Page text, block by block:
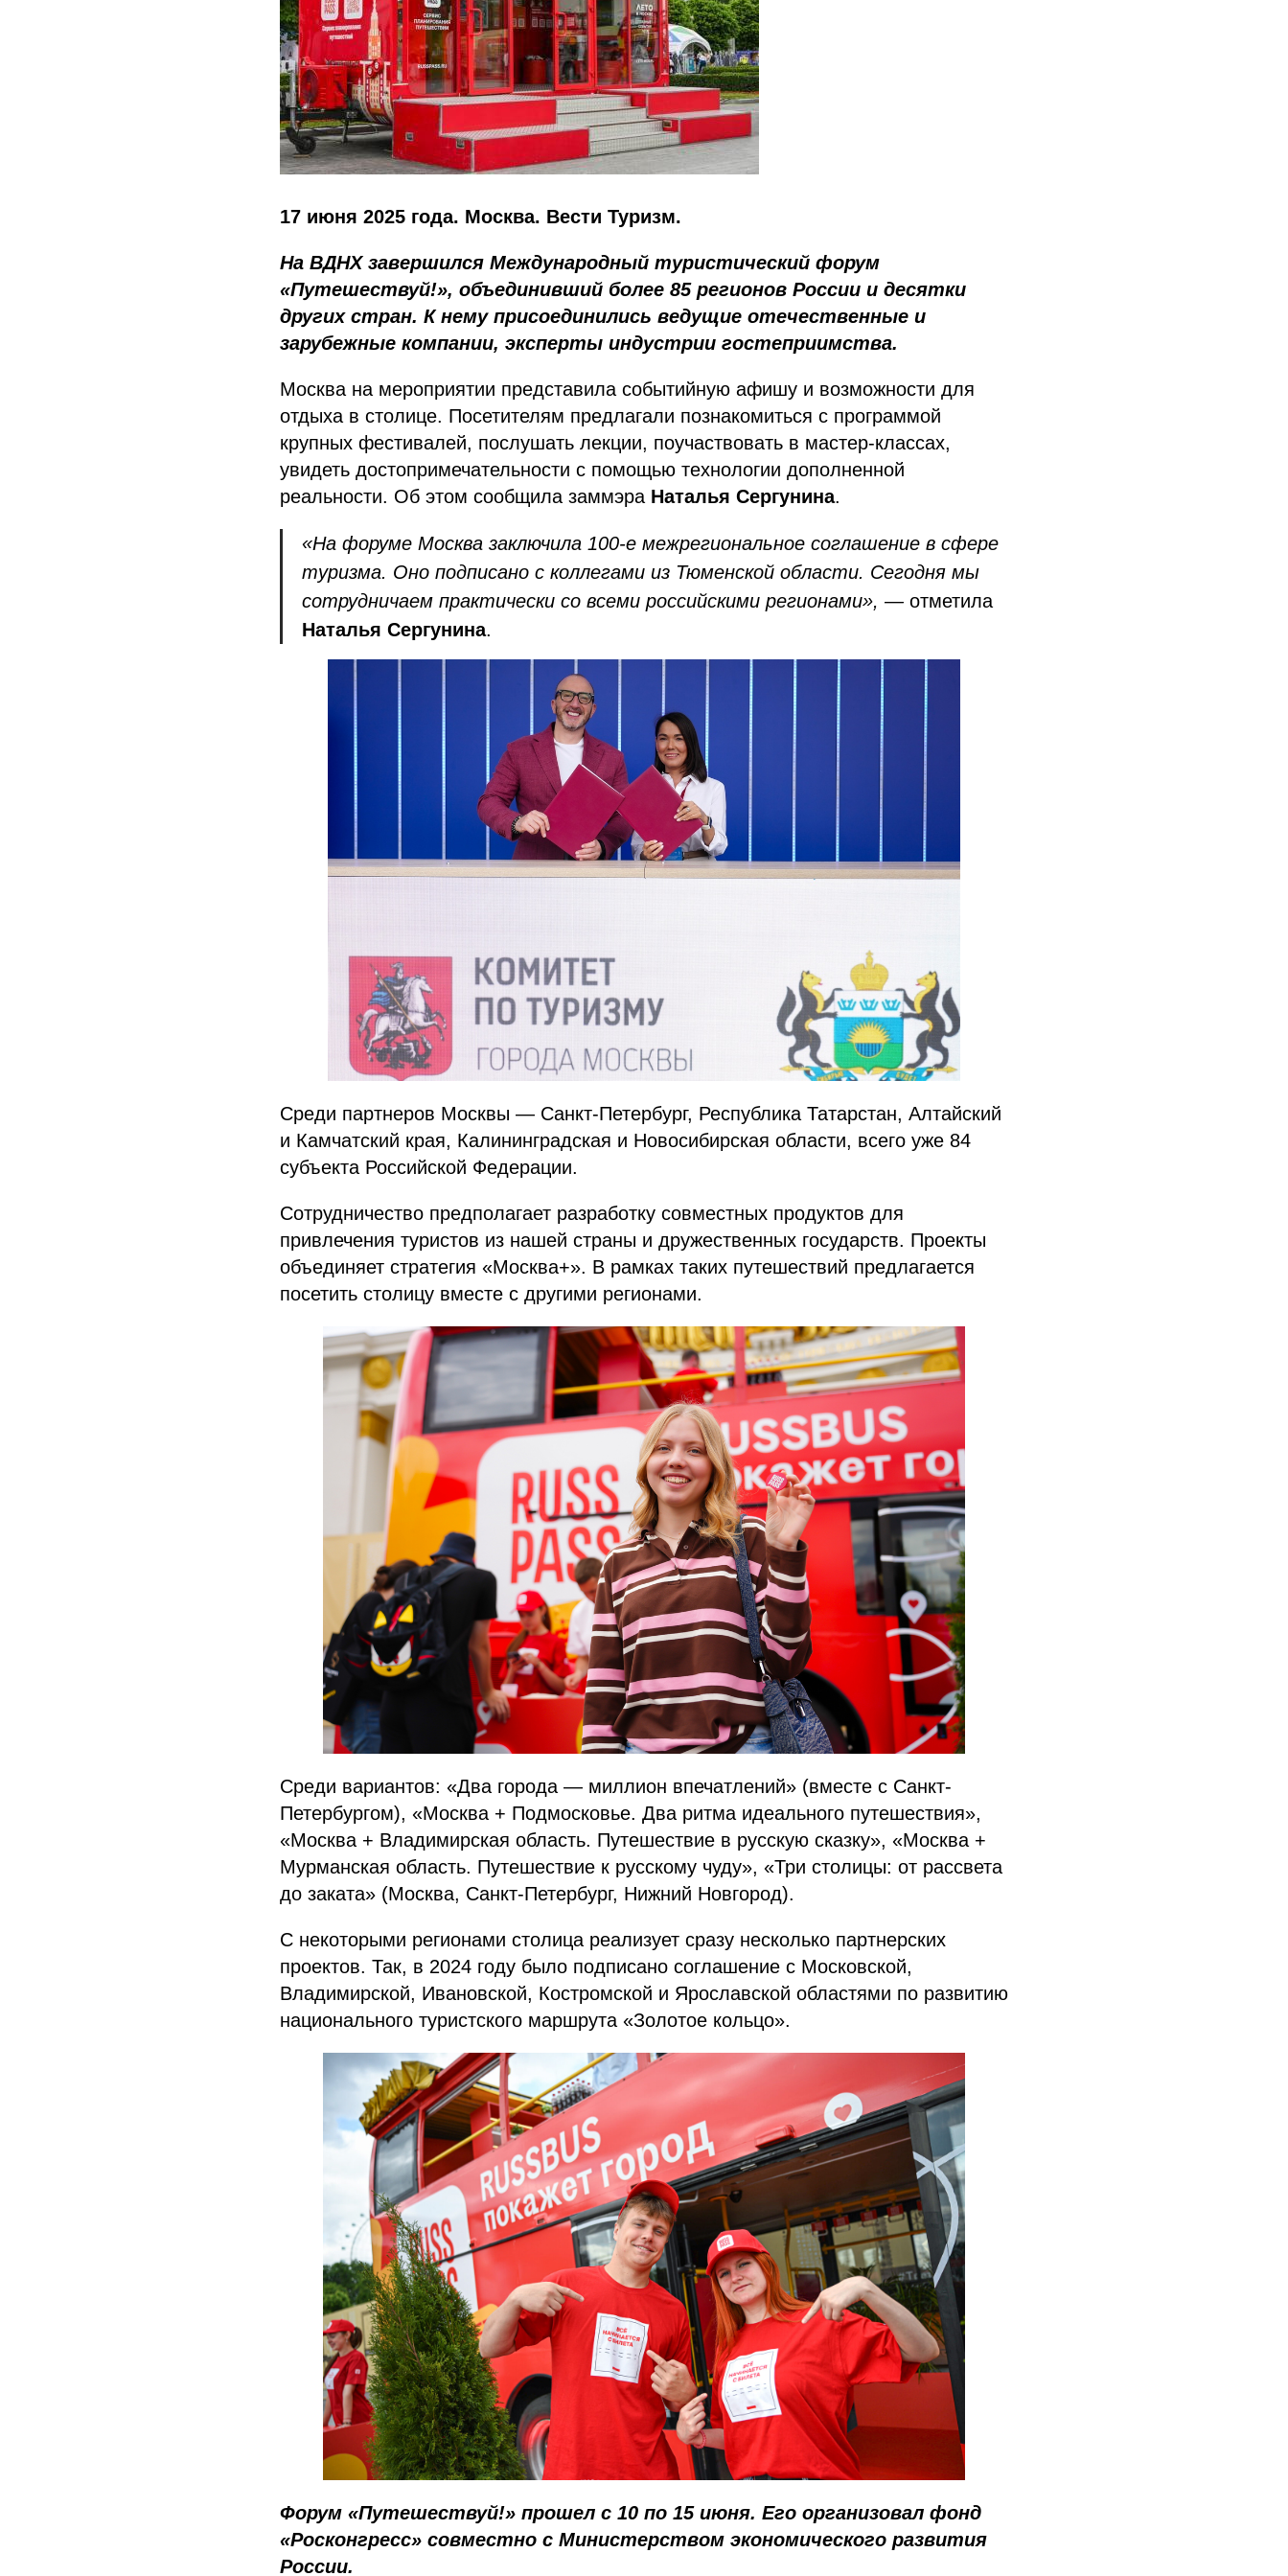
17 июня 2025 года. Москва. Вести Туризм.
На ВДНХ завершился Международный туристический форум
«Путешествуй!», объединивший более 85 регионов России и десятки
других стран. К нему присоединились ведущие отечественные и
зарубежные компании, эксперты индустрии гостеприимства.
Москва на мероприятии представила событийную афишу и возможности для
отдыха в столице. Посетителям предлагали познакомиться с программой
крупных фестивалей, послушать лекции, поучаствовать в мастер-классах,
увидеть достопримечательности с помощью технологии дополненной
реальности. Об этом сообщила заммэра Наталья Сергунина.
«На форуме Москва заключила 100-е межрегиональное соглашение в сфере
туризма. Оно подписано с коллегами из Тюменской области. Сегодня мы
сотрудничаем практически со всеми российскими регионами», — отметила
Наталья Сергунина.
Среди партнеров Москвы — Санкт-Петербург, Республика Татарстан, Алтайский
и Камчатский края, Калининградская и Новосибирская области, всего уже 84
субъекта Российской Федерации.
Сотрудничество предполагает разработку совместных продуктов для
привлечения туристов из нашей страны и дружественных государств. Проекты
объединяет стратегия «Москва+». В рамках таких путешествий предлагается
посетить столицу вместе с другими регионами.
Среди вариантов: «Два города — миллион впечатлений» (вместе с Санкт-
Петербургом), «Москва + Подмосковье. Два ритма идеального путешествия»,
«Москва + Владимирская область. Путешествие в русскую сказку», «Москва +
Мурманская область. Путешествие к русскому чуду», «Три столицы: от рассвета
до заката» (Москва, Санкт-Петербург, Нижний Новгород).
С некоторыми регионами столица реализует сразу несколько партнерских
проектов. Так, в 2024 году было подписано соглашение с Московской,
Владимирской, Ивановской, Костромской и Ярославской областями по развитию
национального туристского маршрута «Золотое кольцо».
Форум «Путешествуй!» прошел с 10 по 15 июня. Его организовал фонд
«Росконгресс» совместно с Министерством экономического развития
России.